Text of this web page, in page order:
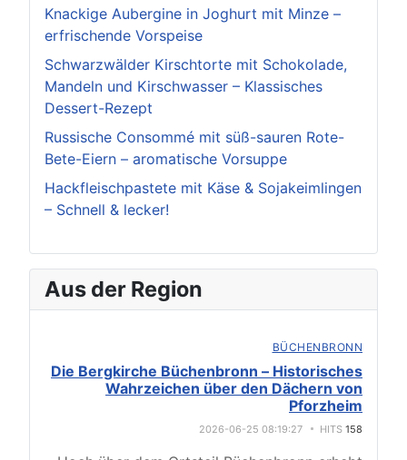
Knackige Aubergine in Joghurt mit Minze –
erfrischende Vorspeise
Schwarzwälder Kirschtorte mit Schokolade,
Mandeln und Kirschwasser – Klassisches
Dessert-Rezept
Russische Consommé mit süß-sauren Rote-
Bete-Eiern – aromatische Vorsuppe
Hackfleischpastete mit Käse & Sojakeimlingen
– Schnell & lecker!
Aus der Region
BÜCHENBRONN
Die Bergkirche Büchenbronn – Historisches
Wahrzeichen über den Dächern von
Pforzheim
2026-06-25 08:19:27 HITS 158